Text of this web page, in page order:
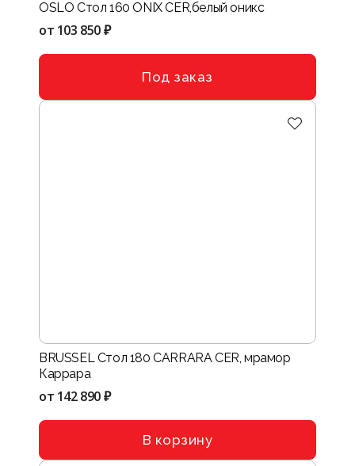
OSLO Стол 160 ONIX CER,белый оникс
от 103 850 ₽
Под заказ
BRUSSEL Стол 180 CARRARA CER, мрамор
Каррара
от 142 890 ₽
В корзину